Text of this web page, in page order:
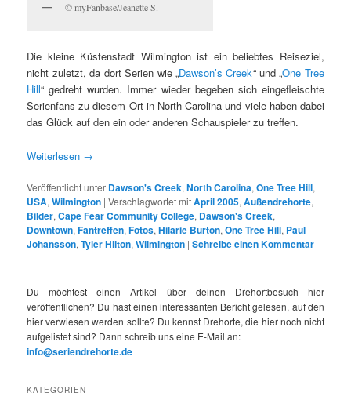
© myFanbase/Jeanette S.
Die kleine Küstenstadt Wilmington ist ein beliebtes Reiseziel,
nicht zuletzt, da dort Serien wie „Dawson’s Creek“ und „One Tree
Hill“ gedreht wurden. Immer wieder begeben sich eingefleischte
Serienfans zu diesem Ort in North Carolina und viele haben dabei
das Glück auf den ein oder anderen Schauspieler zu treffen.
Weiterlesen →
Veröffentlicht unter Dawson's Creek,North Carolina,One Tree Hill,
USA,Wilmington |Verschlagwortet mitApril 2005,Außendrehorte,
Bilder,Cape Fear Community College, Dawson's Creek,
Downtown,Fantreffen,Fotos,Hilarie Burton,One Tree Hill, Paul
Johansson,Tyler Hilton,Wilmington |Schreibe einen Kommentar
Du möchtest einen Artikel über deinen Drehortbesuch hier
veröffentlichen? Du hast einen interessanten Bericht gelesen, auf den
hier verwiesen werden sollte? Du kennst Drehorte, die hier noch nicht
aufgelistet sind? Dann schreib uns eine E-Mail an:
info@seriendrehorte.de
KATEGORIEN